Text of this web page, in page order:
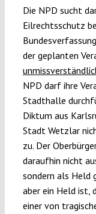
Die NPD sucht
Eilrechtsschutz
der geplanten
NPD darf ihre
Stadthalle
Diktum aus
Stadt Wetzlar
zu. Der
daraufhin nicht
sondern als Held
aber ein Held ist,
einer von